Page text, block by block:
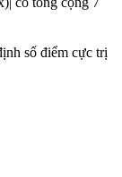
số điểm cực trị